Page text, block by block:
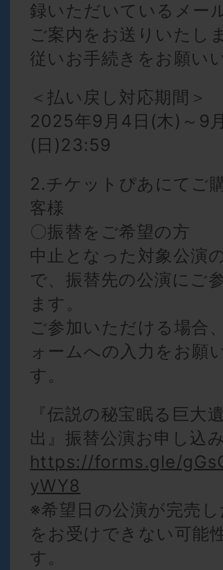
録いただいているメー
ご案内をお送りいたし
従いお手続きをお願い
＜払い戻し対応期間＞
2025年9月4日(木)～9
(日)23:59
2.チケットぴあにてご
客様
〇振替をご希望の方
中止となった対象公演
で、振替先の公演にご
ます。
ご参加いただける場合
ォームへの入力をお願
す。
『伝説の秘宝眠る巨大
出』振替公演お申し込
https://forms.gle/
yWY8
※希望日の公演が完売
をお受けできない可能
す。